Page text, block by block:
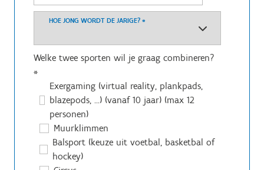
HOE JONG WORDT DE JARIGE? *
Welke twee sporten wil je graag combineren?
*
Exergaming (virtual reality, plankpads,
blazepods, ...) (vanaf 10 jaar) (max 12
personen)
Muurklimmen
Balsport (keuze uit voetbal, basketbal of
hockey)